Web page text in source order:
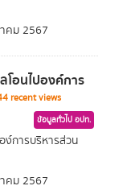
คม 2567
อนไปองค์การ
recent views
ข้อมูลทั่วไป อปท.
ง์การบริหารส่วน
คม 2567